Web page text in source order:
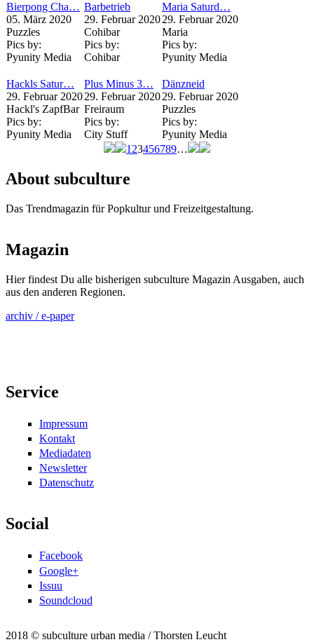
Bierpong Cha…
05. März 2020
Puzzles
Pics by:
Pyunity Media
Barbetrieb
29. Februar 2020
Cohibar
Pics by:
Cohibar
Maria Saturd…
29. Februar 2020
Maria
Pics by:
Pyunity Media
Hackls Satur…
29. Februar 2020
Hackl's ZapfBar
Pics by:
Pyunity Media
Plus Minus 3…
29. Februar 2020
Freiraum
Pics by:
City Stuff
Dänzneid
29. Februar 2020
Puzzles
Pics by:
Pyunity Media
1 23456789…
About subculture
Das Trendmagazin für Popkultur und Freizeitgestaltung.
Magazin
Hier findest Du alle bisherigen subculture Magazin Ausgaben, auch
aus den anderen Regionen.
archiv / e-paper
Service
Impressum
Kontakt
Mediadaten
Newsletter
Datenschutz
Social
Facebook
Google+
Issuu
Soundcloud
2018 © subculture urban media / Thorsten Leucht